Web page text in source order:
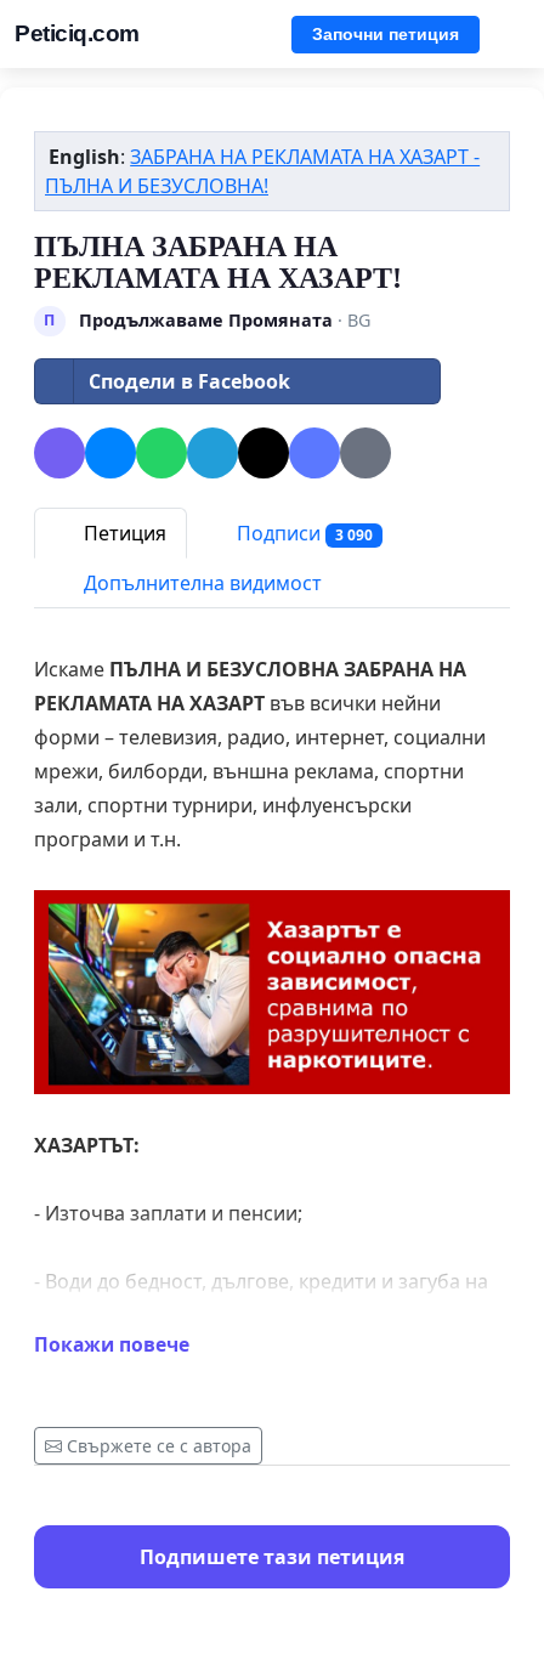
Peticiq.com Започни петиция
English:ЗАБРАНА НА РЕКЛАМАТА НА ХАЗАРТ -
ПЪЛНА И БЕЗУСЛОВНА!
ПЪЛНА ЗАБРАНА НА
РЕКЛАМАТА НА ХАЗАРТ!
П Продължаваме Промяната · BG
Сподели в Facebook
Петиция Подписи 3 090
Допълнителна видимост
Искаме ПЪЛНА И БЕЗУСЛОВНА ЗАБРАНА НА
РЕКЛАМАТА НА ХАЗАРТ във всички нейни
форми – телевизия, радио, интернет, социални
мрежи, билборди, външна реклама, спортни
зали, спортни турнири, инфлуенсърски
програми и т.н.
ХАЗАРТЪТ:
- Източва заплати и пенсии;
- Води до бедност, дългове, кредити и загуба на
---------------
На прицелът са децата ни!
Покажи повече
Свържете се с автора
Подпишете тази петиция